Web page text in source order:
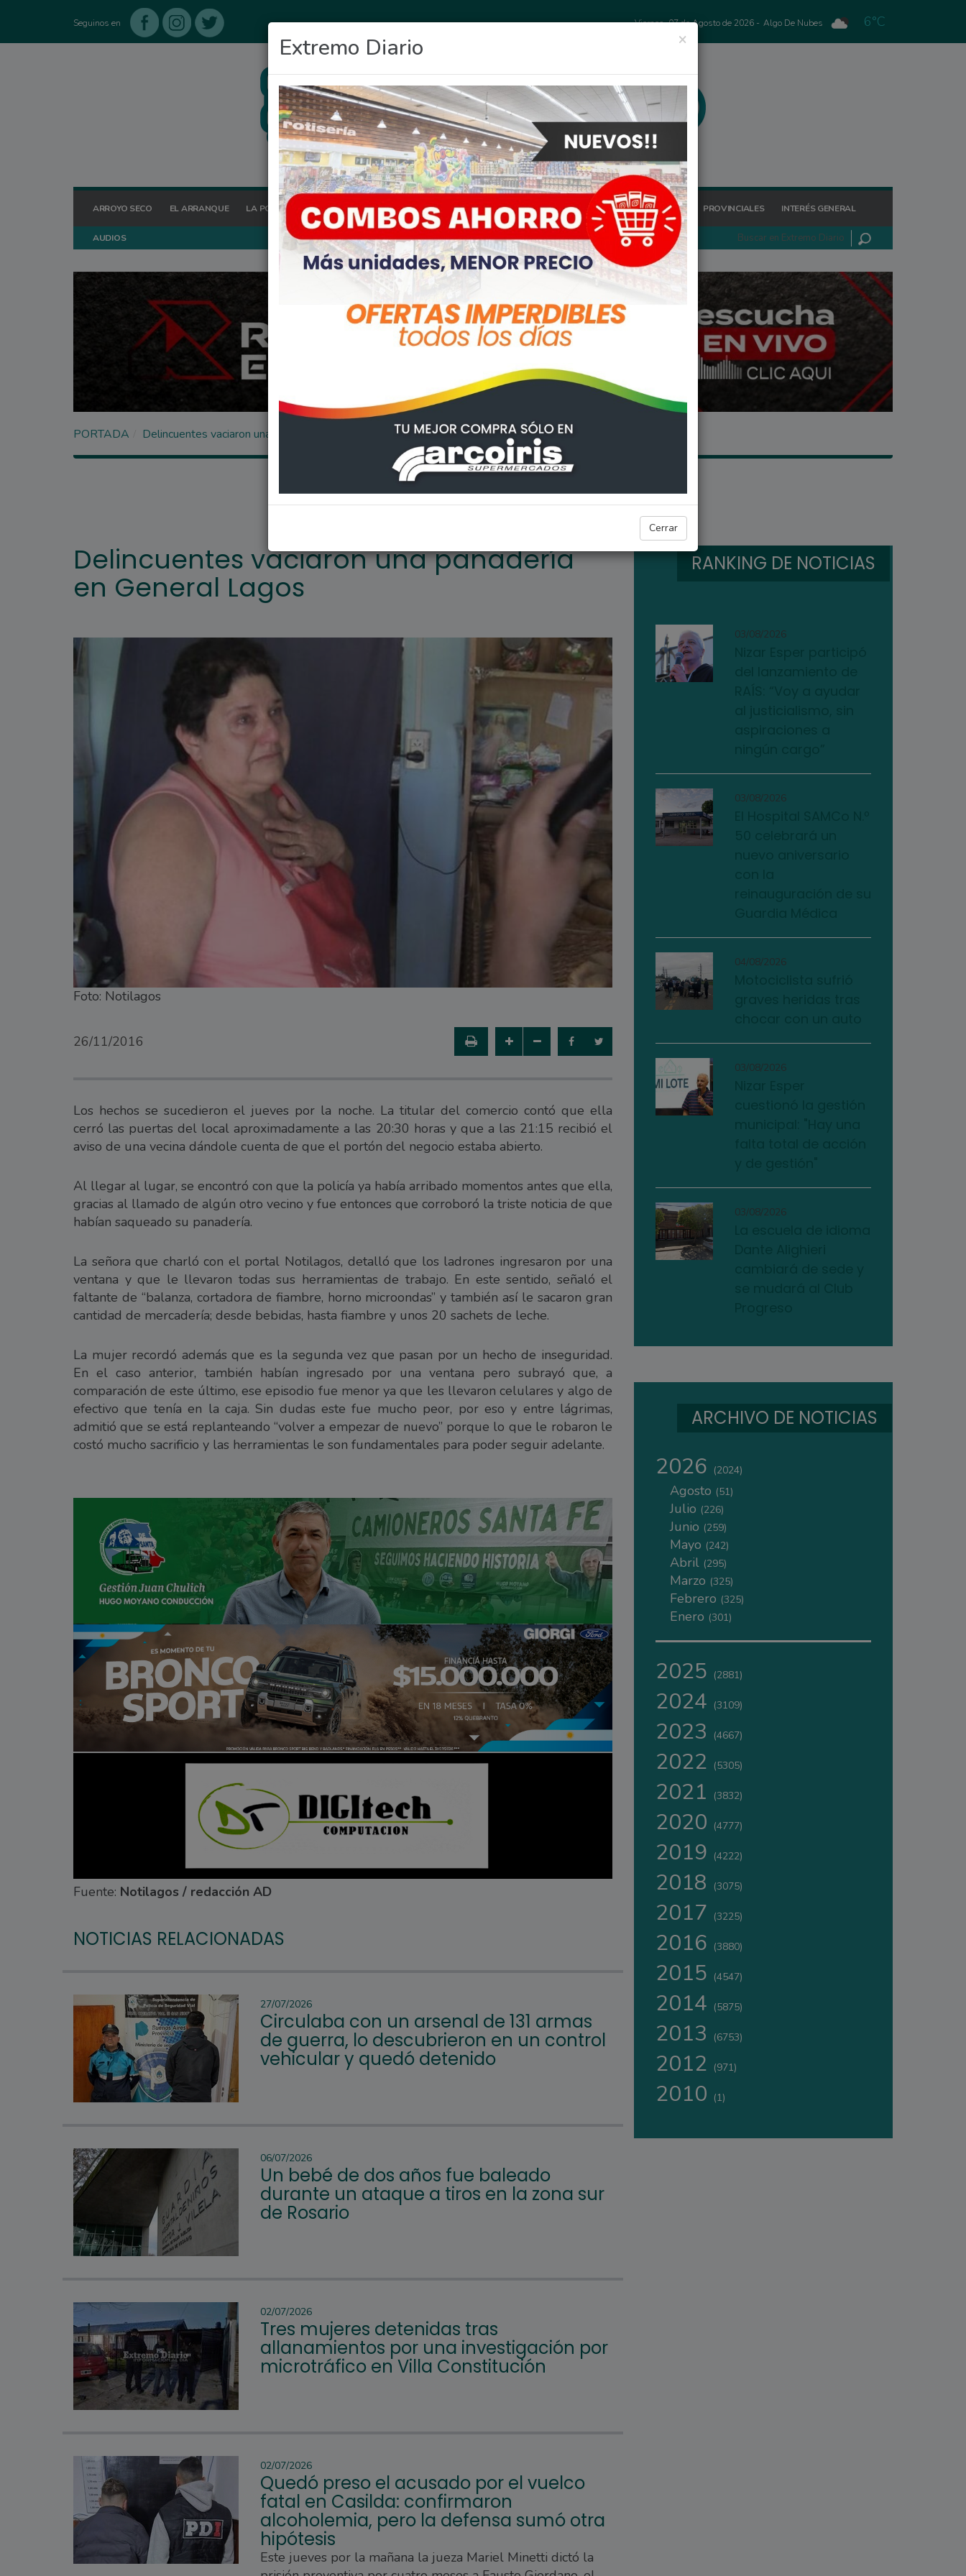
Seguinos en Viernes, 07 de Agosto de 2026 - Algo De Nubes 6°C
ARROYO SECO EL ARRANQUE LA POSTA HOY OCIO DEPORTES FIGHIERA GENERAL LAGOS POLICIALES REGIONALES PROVINCIALES INTERÉS GENERAL
AUDIOS
×
Extremo Diario
Cerrar
PORTADA Delincuentes vaciaron una panadería en General Lagos
POLICIALES
Delincuentes vaciaron una panadería
en General Lagos
Foto: Notilagos
26/11/2016
Los hechos se sucedieron el jueves por la noche. La titular del comercio contó que ella
cerró las puertas del local aproximadamente a las 20:30 horas y que a las 21:15 recibió el
aviso de una vecina dándole cuenta de que el portón del negocio estaba abierto.
Al llegar al lugar, se encontró con que la policía ya había arribado momentos antes que ella,
gracias al llamado de algún otro vecino y fue entonces que corroboró la triste noticia de que
habían saqueado su panadería.
La señora que charló con el portal Notilagos, detalló que los ladrones ingresaron por una
ventana y que le llevaron todas sus herramientas de trabajo. En este sentido, señaló el
faltante de “balanza, cortadora de fiambre, horno microondas” y también así le sacaron gran
cantidad de mercadería; desde bebidas, hasta fiambre y unos 20 sachets de leche.
La mujer recordó además que es la segunda vez que pasan por un hecho de inseguridad.
En el caso anterior, también habían ingresado por una ventana pero subrayó que, a
comparación de este último, ese episodio fue menor ya que les llevaron celulares y algo de
efectivo que tenía en la caja. Sin dudas este fue mucho peor, por eso y entre lágrimas,
admitió que se está replanteando “volver a empezar de nuevo” porque lo que le robaron le
costó mucho sacrificio y las herramientas le son fundamentales para poder seguir adelante.
Fuente: Notilagos / redacción AD
NOTICIAS RELACIONADAS
27/07/2026
Circulaba con un arsenal de 131 armas
de guerra, lo descubrieron en un control
vehicular y quedó detenido
06/07/2026
Un bebé de dos años fue baleado
durante un ataque a tiros en la zona sur
de Rosario
02/07/2026
Tres mujeres detenidas tras
allanamientos por una investigación por
microtráfico en Villa Constitución
02/07/2026
Quedó preso el acusado por el vuelco
fatal en Casilda: confirmaron
alcoholemia, pero la defensa sumó otra
hipótesis
Este jueves por la mañana la jueza Mariel Minetti dictó la
RANKING DE NOTICIAS
03/08/2026
03/08/2026
04/08/2026
03/08/2026
03/08/2026
ARCHIVO DE NOTICIAS
2026 (2024)
Agosto (51)
Julio (226)
Junio (259)
Mayo (242)
Abril (295)
Marzo (325)
Febrero (325)
Enero (301)
2025 (2881)
2024 (3109)
2023 (4667)
2022 (5305)
2021 (3832)
2020 (4777)
2019 (4222)
2018 (3075)
2017 (3225)
2016 (3880)
2015 (4547)
2014 (5875)
2013 (6753)
2012 (971)
2010 (1)